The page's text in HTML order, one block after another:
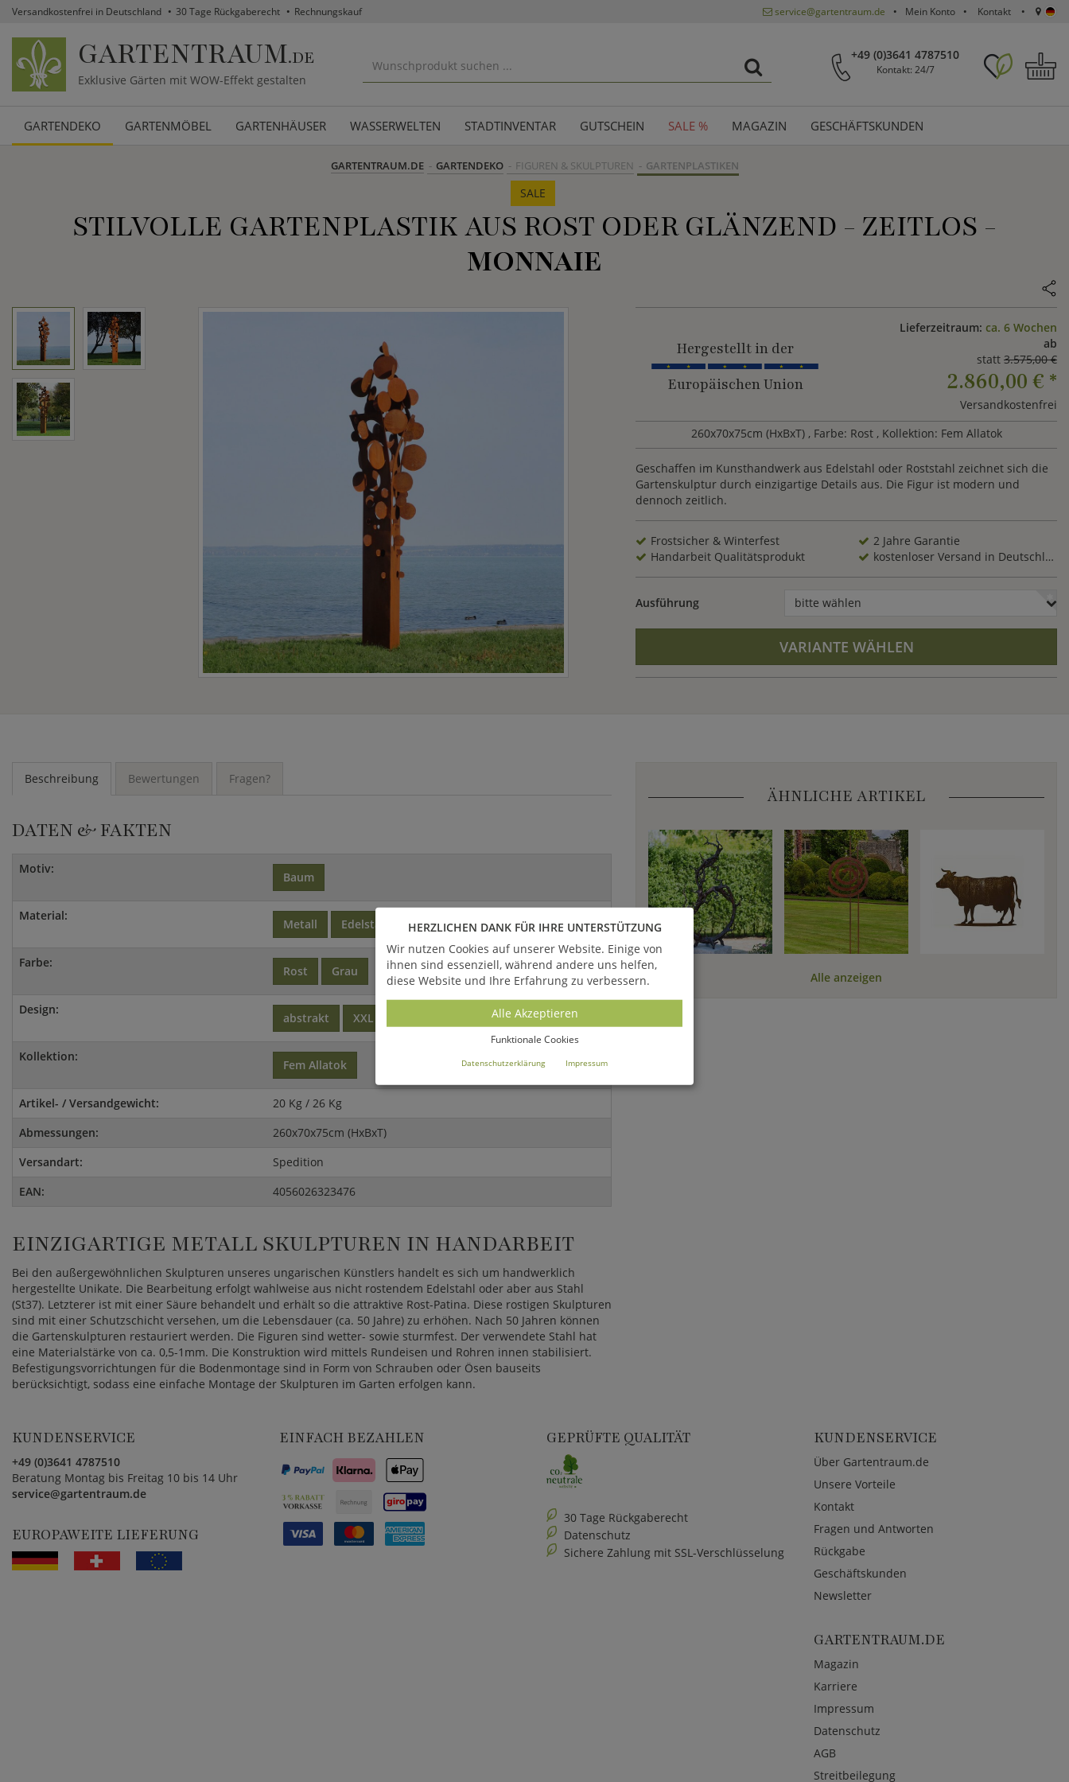
Versandkostenfrei in Deutschland 30 Tage Rückgaberecht Rechnungskauf service@gartentraum.de Mein Konto Kontakt
GARTENTRAUM.DE
Exklusive Gärten mit WOW-Effekt gestalten
+49 (0)3641 4787510
Kontakt: 24/7
GARTENDEKO GARTENMÖBEL GARTENHÄUSER WASSERWELTEN STADTINVENTAR GUTSCHEIN SALE % MAGAZIN GESCHÄFTSKUNDEN
GARTENTRAUM.DE GARTENDEKO FIGUREN & SKULPTUREN GARTENPLASTIKEN
SALE
STILVOLLE GARTENPLASTIK AUS ROST ODER GLÄNZEND - ZEITLOS -
MONNAIE
Hergestellt in der
Europäischen Union
Lieferzeitraum: ca. 6 Wochen
ab
statt 3.575,00 €
2.860,00 € *
Versandkostenfrei
260x70x75cm (HxBxT) , Farbe: Rost , Kollektion: Fem Allatok
Geschaffen im Kunsthandwerk aus Edelstahl oder Roststahl zeichnet sich die
Gartenskulptur durch einzigartige Details aus. Die Figur ist modern und
dennoch zeitlich.
Frostsicher & Winterfest
2 Jahre Garantie
Handarbeit Qualitätsprodukt
kostenloser Versand in Deutschland
Ausführung bitte wählen
VARIANTE WÄHLEN
Beschreibung Bewertungen Fragen?
DATEN & FAKTEN
Motiv:
Baum
Material:
Metall Edelstahl Stahl
Farbe:
Rost Grau
Design:
abstrakt XXL
Kollektion:
Fem Allatok
Artikel- / Versandgewicht:
20 Kg / 26 Kg
Abmessungen:
260x70x75cm (HxBxT)
Versandart:
Spedition
EAN:
4056026323476
EINZIGARTIGE METALL SKULPTUREN IN HANDARBEIT
Bei den außergewöhnlichen Skulpturen unseres ungarischen Künstlers handelt es sich um handwerklich
hergestellte Unikate. Die Bearbeitung erfolgt wahlweise aus nicht rostendem Edelstahl oder aber aus Stahl
(St37). Letzterer ist mit einer Säure behandelt und erhält so die attraktive Rost-Patina. Diese rostigen Skulpturen
sind mit einer Schutzschicht versehen, um die Lebensdauer (ca. 50 Jahre) zu erhöhen. Nach 50 Jahren können
die Gartenskulpturen restauriert werden. Die Figuren sind wetter- sowie sturmfest. Der verwendete Stahl hat
eine Materialstärke von ca. 0,5-1mm. Die Konstruktion wird mittels Rundeisen und Rohren innen stabilisiert.
Befestigungsvorrichtungen für die Bodenmontage sind in Form von Schrauben oder Ösen bauseits
berücksichtigt, sodass eine einfache Montage der Skulpturen im Garten erfolgen kann.
ÄHNLICHE ARTIKEL
Alle anzeigen
KUNDENSERVICE
+49 (0)3641 4787510
Beratung Montag bis Freitag 10 bis 14 Uhr
service@gartentraum.de
EUROPAWEITE LIEFERUNG
EINFACH BEZAHLEN GEPRÜFTE QUALITÄT
30 Tage Rückgaberecht
Datenschutz
Sichere Zahlung mit SSL-Verschlüsselung
KUNDENSERVICE
Über Gartentraum.de
Unsere Vorteile
Kontakt
Fragen und Antworten
Rückgabe
Geschäftskunden
Newsletter
GARTENTRAUM.DE
Magazin
Karriere
Impressum
Datenschutz
AGB
Streitbeilegung
HERZLICHEN DANK FÜR IHRE UNTERSTÜTZUNG
Wir nutzen Cookies auf unserer Website. Einige von
ihnen sind essenziell, während andere uns helfen,
diese Website und Ihre Erfahrung zu verbessern.
Alle Akzeptieren
Funktionale Cookies
Datenschutzerklärung Impressum